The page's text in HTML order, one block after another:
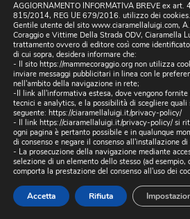
AGOSTO 2024
LUGLIO 2024
GIUGNO 2024
MAGGIO 2024
APRILE 2024
MARZO 2024
AGGIORNAMENTO INFORMATIVA BREVE ex
815/2014, REG UE 679/2016. utilizzo dei cookies.
Gentile utente del sito www.ciaramellaluigi.com,
Coraggio e Vittime Della Strada ODV, Ciaramella
trattamento ovvero di editore così come
di cui sopra, desidera informare che:
- Il sito https://mammecoraggio.org non utilizza
inviare messaggi pubblicitari in linea con le
nell'ambito della navigazione in rete;
-Il link all'informativa estesa, dove vengono
tecnici e analytics, e la possibilità di scegliere
seguente: https://ciaramellaluigi.it/privacy-policy/
- Il link https://ciaramellaluigi.it/privacy-policy/si
ogni pagina è pertanto possibile e in qualunque
di consenso e negare il consenso all'installazione di
- La prosecuzione della navigazione mediante
selezione di un elemento dello stesso (ad
comporta la prestazione del consenso all'uso dei
Accetta Rifiuta